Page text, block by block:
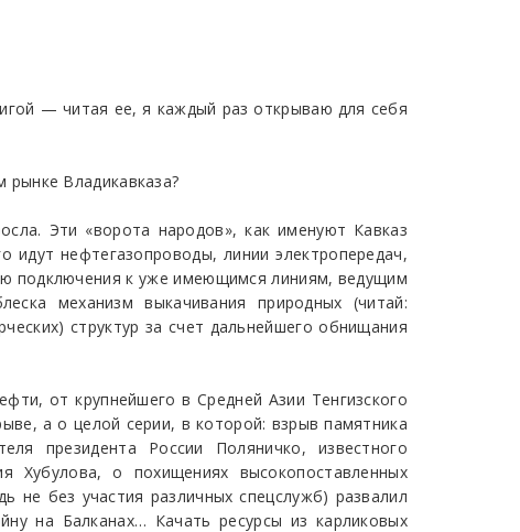
— читая ее, я каждый раз открываю для себя
Владикавказа?
Эти «ворота народов», как именуют Кавказ
идут нефтегазопроводы, линии электропередач,
подключения к уже имеющимся линиям, ведущим
механизм выкачивания природных (читай:
структур за счет дальнейшего обнищания
от крупнейшего в Средней Азии Тенгизского
а о целой серии, в которой: взрыв памятника
президента России Поляничко, известного
Хубулова, о похищениях высокопоставленных
без участия различных спецслужб) развалил
на Балканах… Качать ресурсы из карликовых